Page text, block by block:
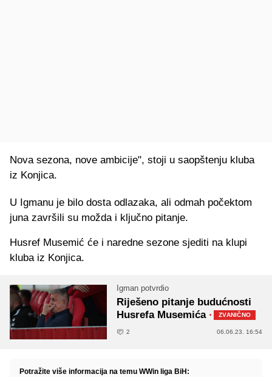
Nova sezona, nove ambicije", stoji u saopštenju kluba
iz Konjica.
U Igmanu je bilo dosta odlazaka, ali odmah počektom
juna završili su možda i ključno pitanje.
Husref Musemić će i naredne sezone sjediti na klupi
kluba iz Konjica.
Igman potvrdio
Riješeno pitanje budućnosti
Husrefa Musemića · ZVANIČNO
2 06.06.23. 16:54
Potražite više informacija na temu WWin liga BiH: